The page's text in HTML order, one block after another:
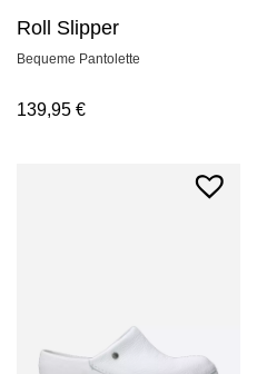
Roll Slipper
Bequeme Pantolette
139,95 €